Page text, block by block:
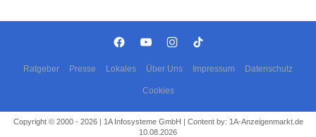
Ratgeber Presse Lokales Über Uns Impressum Datenschutz
Cookies
Copyright © 2000 - 2026 | 1A Infosysteme GmbH | Content by: 1A-Anzeigenmarkt.de
10.08.2026